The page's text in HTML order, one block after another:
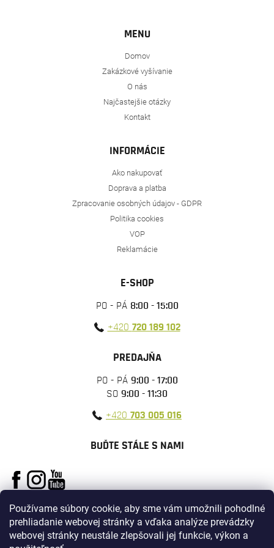
Používame súbory cookie, aby sme vám umožnili pohodlné
prehliadanie webovej stránky a vďaka analýze prevádzky
webovej stránky neustále zlepšovali jej funkcie, výkon a
MENU
Domov
Zakázkové vyšívanie
O nás
Najčastejšie otázky
Kontakt
INFORMÁCIE
Ako nakupovať
Doprava a platba
Zpracovanie osobných údajov - GDPR
Politika cookies
VOP
Reklamácie
E-SHOP
PO - PÁ 8:00 - 15:00
+420 720 189 102
PREDAJŇA
PO - PÁ 9:00 - 17:00
SO 9:00 - 11:30
+420 703 005 016
BUĎTE STÁLE S NAMI